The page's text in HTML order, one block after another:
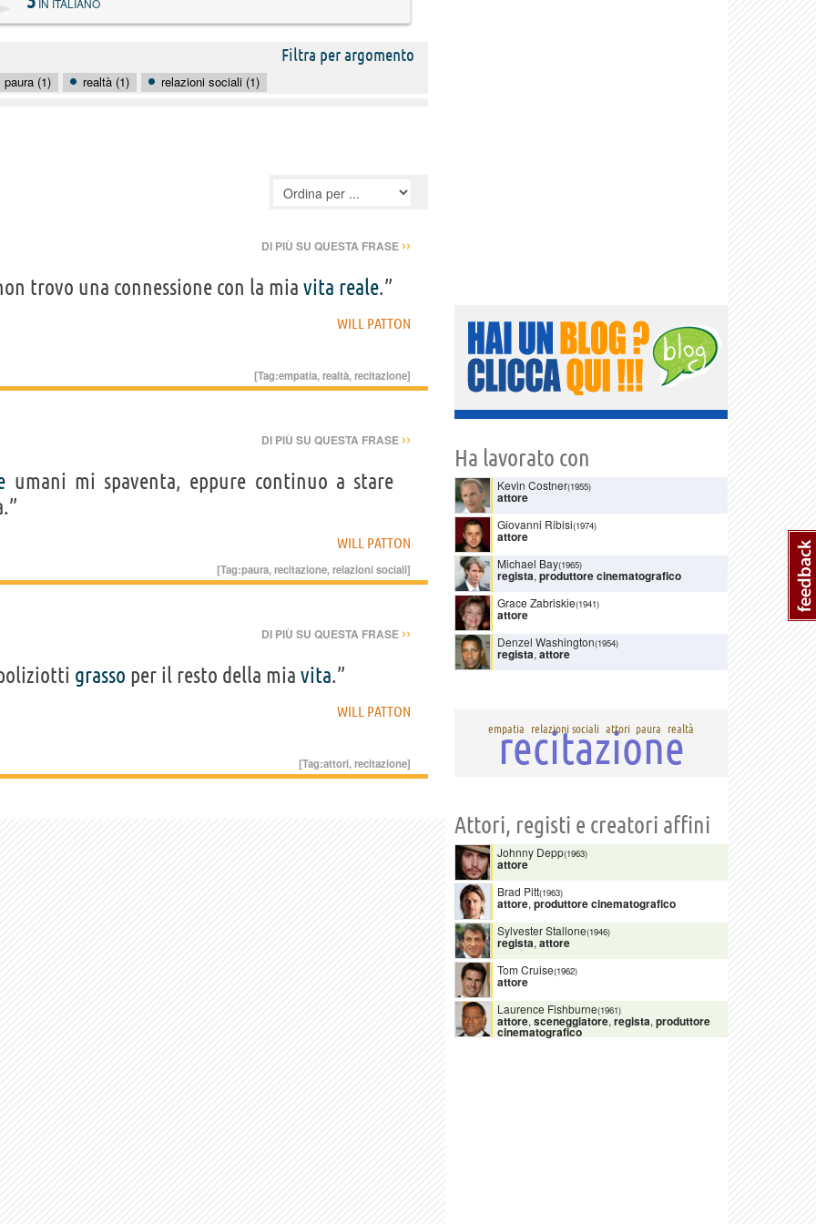
Filtra per argomento
paura (1) realtà (1) relazioni sociali (1)
DI PIÙ SU QUESTA FRASE ››
trovo una connessione con la mia vita reale.”
WILL PATTON
[Tag:empatia,realtà,recitazione]
DI PIÙ SU QUESTA FRASE ››
umani mi spaventa, eppure continuo a stare
WILL PATTON
[Tag:paura,recitazione,relazioni sociali]
DI PIÙ SU QUESTA FRASE ››
grasso per il resto della mia vita.”
WILL PATTON
[Tag:attori,recitazione]
Ha lavorato con
Kevin Costner(1955)
attore
Giovanni Ribisi(1974)
attore
Michael Bay(1965)
regista, produttore cinematografico
Grace Zabriskie(1941)
attore
Denzel Washington(1954)
regista, attore
empatia relazioni sociali attori paura realtà
recitazione
Attori, registi e creatori affini
Johnny Depp(1963)
attore
Brad Pitt(1963)
attore, produttore cinematografico
Sylvester Stallone(1946)
regista, attore
Tom Cruise(1962)
attore
Laurence Fishburne(1961)
attore, sceneggiatore, regista, produttore
cinematografico